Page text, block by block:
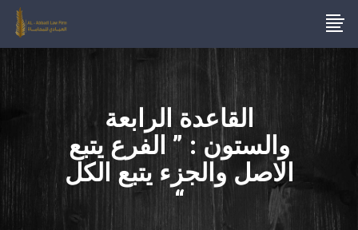
القاعدة الرابعة
والستون : ” الفرع يتبع
الاصل والجزء يتبع الكل
“